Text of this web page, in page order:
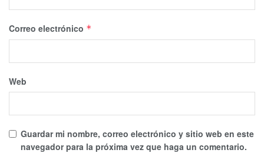
Correo electrónico *
Web
Guardar mi nombre, correo electrónico y sitio web en este
navegador para la próxima vez que haga un comentario.